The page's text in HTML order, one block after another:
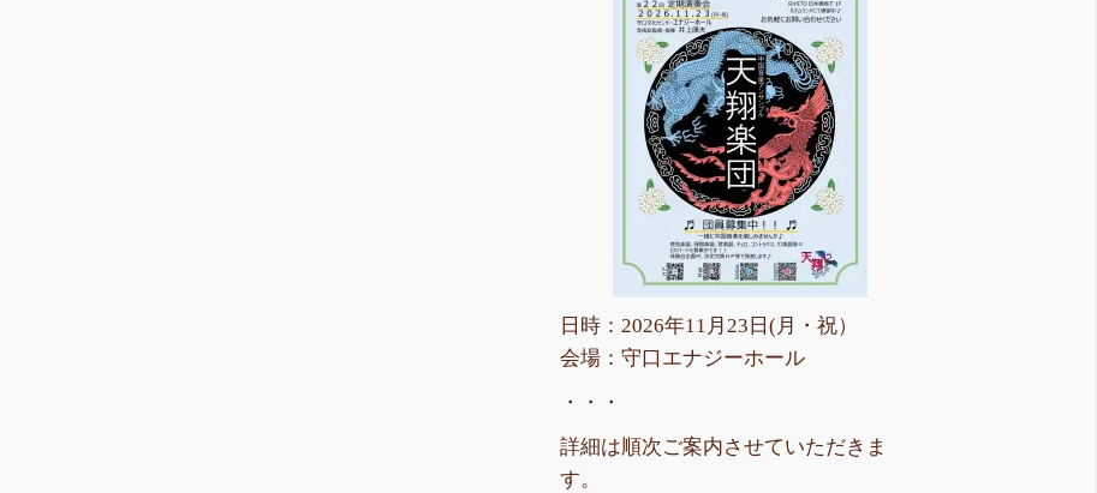
日時：2026年11月23日(月・祝）
会場：守口エナジーホール
・・・
詳細は順次ご案内させていただきま
す。